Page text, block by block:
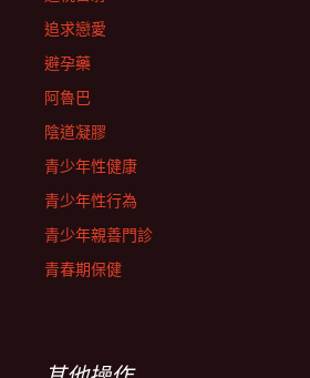
追求戀愛
避孕藥
阿魯巴
陰道凝膠
青少年性健康
青少年性行為
青少年親善門診
青春期保健